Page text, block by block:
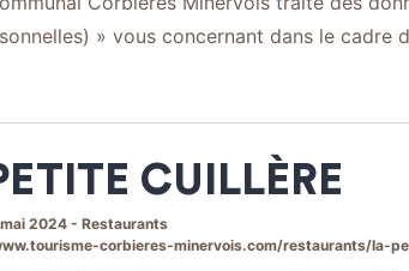
» vous concernant dans le cadre
CUILLÈRE
2024 - Restaurants
corbieres-minervois.com/restaurants/la-